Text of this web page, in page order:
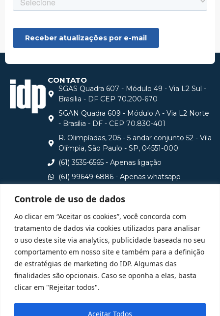
Controle de uso de dados
Ao clicar em “Aceitar os cookies”, você concorda com
tratamento de dados via cookies utilizados para analisar
o uso deste site via analytics, publicidade baseada no seu
comportamento em nosso site e também para a definição
de estratégias de marketing do IDP. Algumas das
finalidades são opcionais. Caso se oponha a elas, basta
clicar em "Rejeitar todos".
Aceitar Todos
CONTATO
SGAS Quadra 607 - Módulo 49 - Via L2 Sul -
Brasilia - DF CEP 70.200-670
SGAN Quadra 609 - Módulo A - Via L2 Norte
- Brasília - DF - CEP 70.830-401
R. Olimpíadas, 205 - 5 andar conjunto 52 - Vila
Olímpia, São Paulo - SP, 04551-000
(61) 3535-6565 - Apenas ligação
(61) 99649-6886 - Apenas whatsapp
Consulte aqui o cadastro da Instituição no Sistema e-
MEC